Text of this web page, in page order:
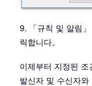
9. 「규칙 및 알림
릭합니다。
이제부터 지정된
발신자 및 수신자와